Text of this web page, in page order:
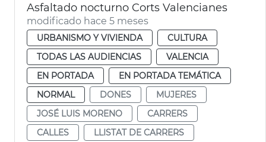
Asfaltado nocturno Corts Valencianes
modificado hace 5 meses
URBANISMO Y VIVIENDA
CULTURA
TODAS LAS AUDIENCIAS
VALENCIA
EN PORTADA
EN PORTADA TEMÁTICA
NORMAL
DONES
MUJERES
JOSÉ LUIS MORENO
CARRERS
CALLES
LLISTAT DE CARRERS